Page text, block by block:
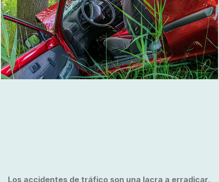
Los accidentes de tráfico son una lacra a erradicar,